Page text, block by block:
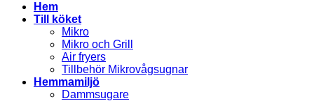
Hem
Till köket
Mikro
Mikro och Grill
Air fryers
Tillbehör Mikrovågsugnar
Hemmamiljö
Dammsugare